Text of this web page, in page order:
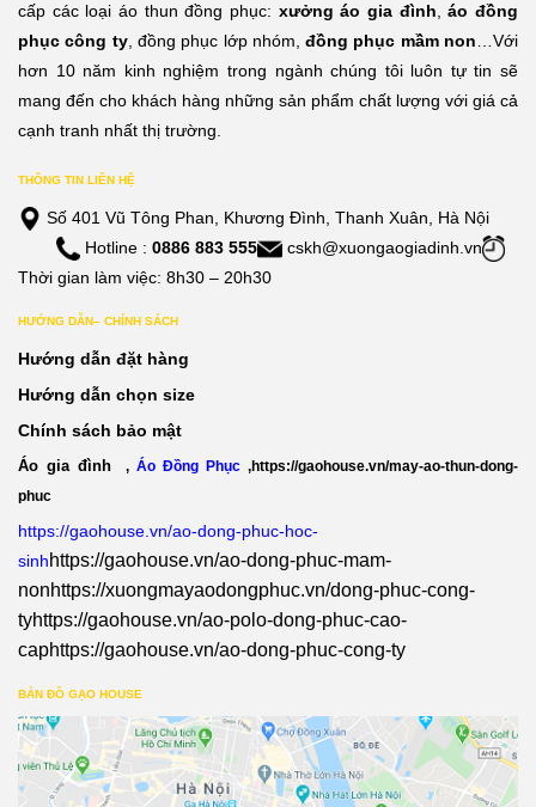
cấp các loại áo thun đồng phục: xưởng áo gia đình,áo đồng
phục công ty, đồng phục lớp nhóm,đồng phục mầm non…Với
hơn 10 năm kinh nghiệm trong ngành chúng tôi luôn tự tin sẽ
mang đến cho khách hàng những sản phẩm chất lượng với giá cả
cạnh tranh nhất thị trường.
THÔNG TIN LIÊN HỆ
Số 401 Vũ Tông Phan, Khương Đình, Thanh Xuân, Hà Nội
Hotline : 0886 883 555
cskh@xuongaogiadinh.vn
Thời gian làm việc: 8h30 – 20h30
HƯỚNG DẪN– CHÍNH SÁCH
Hướng dẫn đặt hàng
Hướng dẫn chọn size
Chính sách bảo mật
Áo gia đình , Áo Đồng Phục ,https://gaohouse.vn/may-ao-thun-dong-
phuc
https://gaohouse.vn/ao-dong-phuc-hoc-
sinhhttps://gaohouse.vn/ao-dong-phuc-mam-
nonhttps://xuongmayaodongphuc.vn/dong-phuc-cong-
tyhttps://gaohouse.vn/ao-polo-dong-phuc-cao-
caphttps://gaohouse.vn/ao-dong-phuc-cong-ty
BẢN ĐỒ GẠO HOUSE